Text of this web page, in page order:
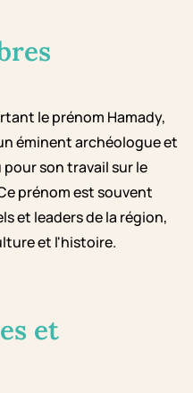
le prénom Hamady,
éminent archéologue et
son travail sur le
prénom est souvent
et leaders de la région,
et l'histoire.
et